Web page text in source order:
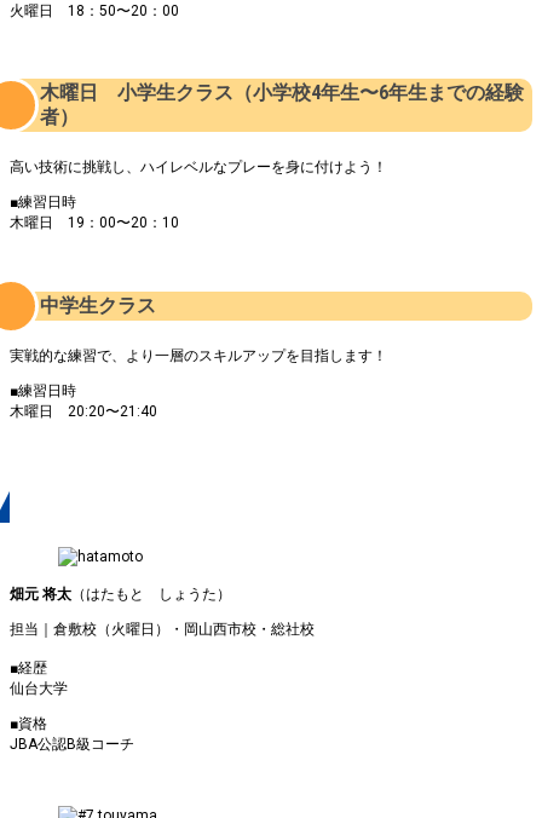
火曜日 18：50〜20：00
木曜日 小学生クラス（小学校4年生〜6年生までの経験
者）
高い技術に挑戦し、ハイレベルなプレーを身に付けよう！
■練習日時
木曜日 19：00〜20：10
中学生クラス
実戦的な練習で、より一層のスキルアップを目指します！
■練習日時
木曜日 20:20〜21:40
畑元 将太 （はたもと しょうた）
担当｜倉敷校（火曜日）・岡山西市校・総社校
■経歴
仙台大学
■資格
JBA公認B級コーチ